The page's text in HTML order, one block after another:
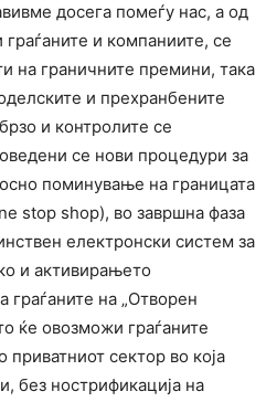
досега помеѓу нас, а од
и компаниите, се
на граничните премини, така
и прехранбените
и контролите се
се нови процедури за
поминување на границата
stop shop), во завршна фаза
електронски систем за
и активирањето
граѓаните на „Отворен
ќе овозможи граѓаните
приватниот сектор во која
без нострификација на